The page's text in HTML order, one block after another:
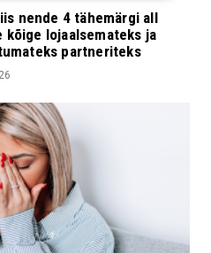
nende 4 tähemärgi all
kõige lojaalsemateks ja
partneriteks